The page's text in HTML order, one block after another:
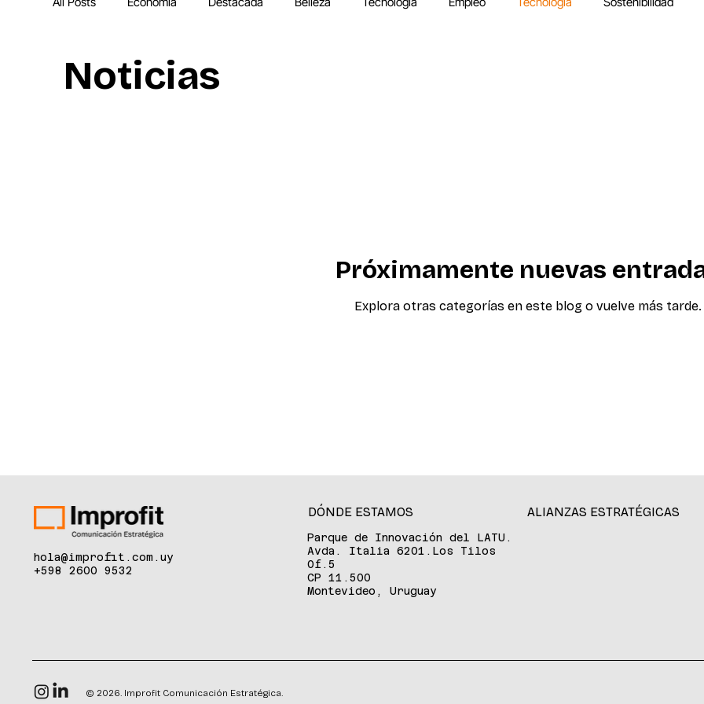
IA MEGA Experiencia Endeavor
Próximamente nuevas
Explora otras categorías en este blog o vuelve más tarde.
Noticias
hola@improfit.com.uy
+598 2600 9532
© 2026. Improfit Comunicación Estratégica.
DÓNDE ESTAMOS
Parque de Innovación del LATU.
Avda. Italia 6201.Los Tilos
Of.5
CP 11.500
Montevideo, Uruguay
ALIANZAS ESTRATÉGICAS